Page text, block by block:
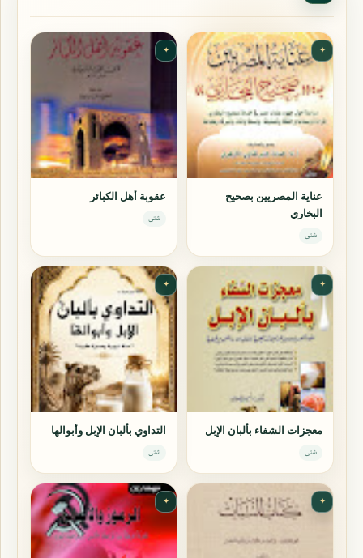
✦
عناية المصريين بصحيح
البخاري
شتى
✦
عقوبة أهل الكبائر
شتى
✦
معجزات الشفاء بألبان الإبل
شتى
✦
التداوي بألبان الإبل وأبوالها
شتى
✦
✦